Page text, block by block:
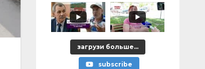
загрузи больше...
subscribe